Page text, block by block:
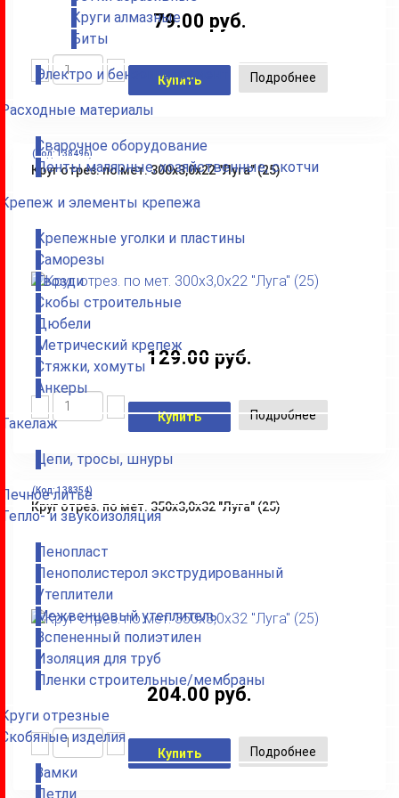
Круги алмазные
Биты
Электро и бензоинструмент
Расходные материалы
Сварочное оборудование
Ленты малярные, хозяйственные, скотчи
Крепеж и элементы крепежа
Крепежные уголки и пластины
Саморезы
Гвозди
Скобы строительные
Дюбели
Метрический крепеж
Стяжки, хомуты
Анкеры
Такелаж
Цепи, тросы, шнуры
Печное литье
Тепло- и звукоизоляция
Пенопласт
Пенополистерол экструдированный
Утеплители
Межвенцовый утеплитель
Вспененный полиэтилен
Изоляция для труб
Пленки строительные/мембраны
Круги отрезные
Скобяные изделия
Замки
Петли
79.00 руб.
Купить Подробнее
Круг отрез. по мет. 300х3,0х22 "Луга" (25)
(Код:138496)
129.00 руб.
Купить Подробнее
Круг отрез. по мет. 350х3,0х32 "Луга" (25)
(Код:138354)
204.00 руб.
Купить Подробнее